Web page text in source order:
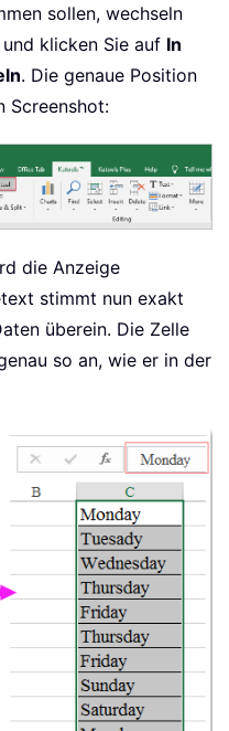
sollen, wechseln
und klicken Sie auf In
. Die genaue Position
Screenshot:
die Anzeige
stimmt nun exakt
überein. Die Zelle
so an, wie er in der